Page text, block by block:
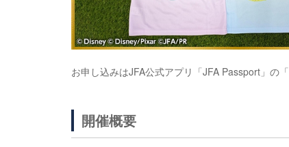
お申し込みはJFA公式アプリ「JFA Passport」の「
開催概要